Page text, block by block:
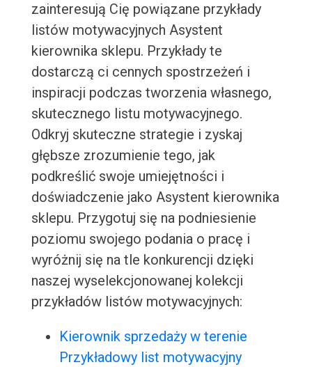
zainteresują Cię powiązane przykłady
listów motywacyjnych Asystent
kierownika sklepu. Przykłady te
dostarczą ci cennych spostrzeżeń i
inspiracji podczas tworzenia własnego,
skutecznego listu motywacyjnego.
Odkryj skuteczne strategie i zyskaj
głębsze zrozumienie tego, jak
podkreślić swoje umiejętności i
doświadczenie jako Asystent kierownika
sklepu. Przygotuj się na podniesienie
poziomu swojego podania o pracę i
wyróżnij się na tle konkurencji dzięki
naszej wyselekcjonowanej kolekcji
przykładów listów motywacyjnych:
Kierownik sprzedaży w terenie
Przykładowy list motywacyjny